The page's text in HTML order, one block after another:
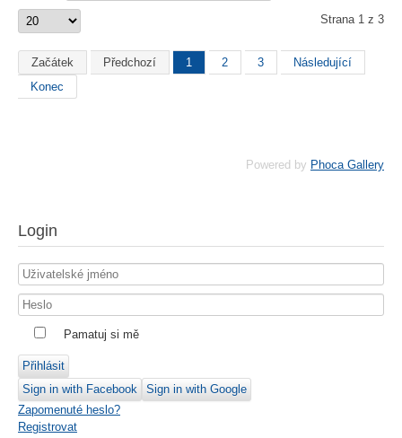
Strana 1 z 3
Začátek Předchozí 1 2 3
Následující
Konec
Powered by Phoca Gallery
Login
Pamatuj si mě
Přihlásit
Sign in with Facebook
Sign in with Google
Zapomenuté heslo?
Registrovat